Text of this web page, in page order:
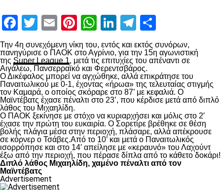
Facebook
Twitter
EmailPinterest
WhatsApp
LinkedIn
Telegram
Την 4η συνεχόμενη νίκη του, εντός και εκτός συνόρων,
πανηγύρισε ο ΠΑΟΚ στο Αγρίνιο, για την 15η αγωνιστική
της Super League 1, μετά τις επιτυχίες του απέναντι σε
Αιγάλεω, Πανσερραϊκό και Φερεντσβάρος.
Ο Δικέφαλος μπορεί να αγχώθηκε, αλλά επικράτησε του
Παναιτωλικού με 0-1, έχοντας «ήρωα» της τελευταίας στιγμής
τον Καμαρά, ο οποίος σκόραρε στο 87’ με κεφαλιά. Ο
Μαϊντέβατς έχασε πέναλτι στο 23’, που κέρδισε μετά από διπλό
λάθος του Μιχαηλίδη.
Ο ΠΑΟΚ ξεκίνησε με στόχο να κυριαρχήσει και μόλις στο 2′
έχασε την πρώτη του ευκαιρία. Ο Σορετίρε βρέθηκε σε θέση
βολής πλάγια μέσα στην περιοχή, πλάσαρε, αλλά απέκρουσε
σε κόρνερ ο Τσάβες.Από το 10’ και μετά ο Παναιτωλικός
ισορρόπησε και στο 14′ απείλησε με «κεραυνό» του Λαχούντ
έξω από την περιοχή, που πέρασε δίπλα από το κάθετο δοκάρι!
Διπλό λάθος Μιχαηλίδη, χαμένο πέναλτι από τον
Μαϊντέβατς
Advertisement